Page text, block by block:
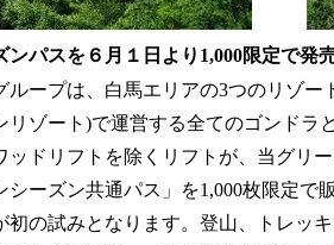
ンパスを６月１日より1,000限定で発
ループは、白馬エリアの3つのリゾ
リゾート)で運営する全てのゴンド
ッドリフトを除くリフトが、当グリ
シーズン共通パス」を1,000枚限定
初の試みとなります。登山、トレッ